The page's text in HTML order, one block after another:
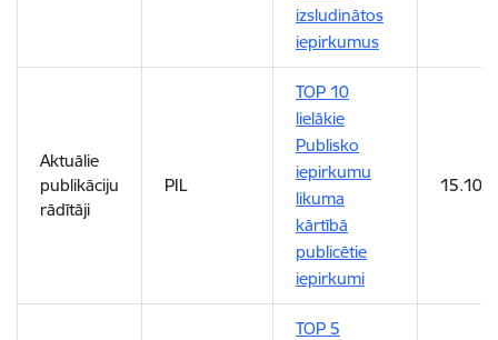
izsludinātos
iepirkumus
Aktuālie
publikāciju
rādītāji
PIL
TOP 10
lielākie
Publisko
iepirkumu
likuma
kārtībā
publicētie
iepirkumi
TOP 5